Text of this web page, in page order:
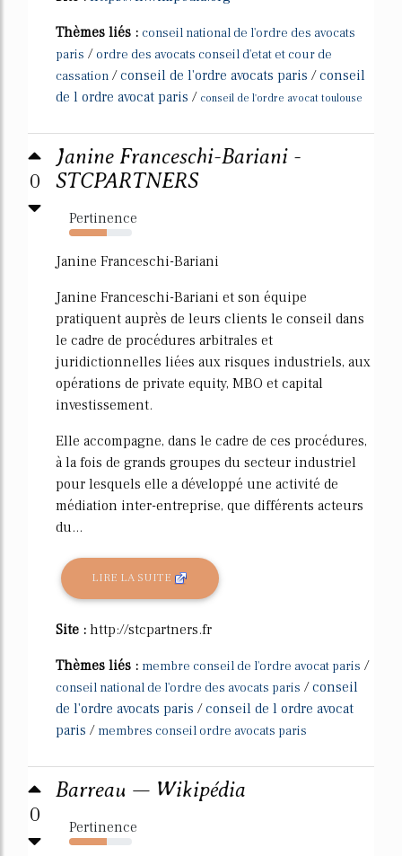
Thèmes liés : conseil national de l'ordre des avocats
paris / ordre des avocats conseil d'etat et cour de
cassation /conseil de l'ordre avocats paris /conseil
de l ordre avocat paris / conseil de l'ordre avocat toulouse
0
Janine Franceschi-Bariani -
STCPARTNERS
Pertinence
60%
Janine Franceschi-Bariani
Janine Franceschi-Bariani et son équipe
pratiquent auprès de leurs clients le conseil dans
le cadre de procédures arbitrales et
juridictionnelles liées aux risques industriels, aux
opérations de private equity, MBO et capital
investissement.
Elle accompagne, dans le cadre de ces procédures,
à la fois de grands groupes du secteur industriel
pour lesquels elle a développé une activité de
médiation inter-entreprise, que différents acteurs
du...
LIRE LA SUITE
Site : http://stcpartners.fr
Thèmes liés : membre conseil de l'ordre avocat paris /
conseil national de l'ordre des avocats paris /conseil
de l'ordre avocats paris /conseil de l ordre avocat
paris / membres conseil ordre avocats paris
0
Barreau — Wikipédia
Pertinence
60%